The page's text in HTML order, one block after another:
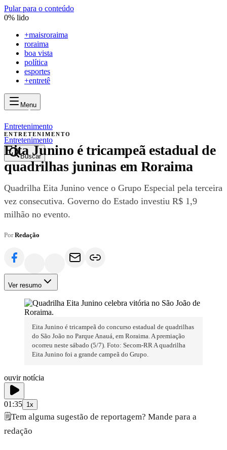
Pular para o conteúdo
0% lido
+maisroraima
roraima
boa vista
política
esportes
+entretê
Menu
maisroraima
maisroraima
Entretenimento
Buscar
Entretenimento
ENTRETENIMENTO
Eita Junino é tricampeã estadual de
quadrilhas juninas em Roraima
Quadrilha Eita Junino vence o Grupo Especial pela terceira
vez consecutiva. Governo do Estado investiu R$ 1,9
milhão no evento.
PorRedação
Ver resumo
Eita Junino é tricampeã do concurso estadual de quadrilhas
do São João no Parque Anauá, em Roraima. A premiação
ocorreu neste sábado (5/7). Foto: Secom-RR A quadrilha
Eita Junino foi a grande campeã do Grupo.
ouvir notícia
01:35 1x
🗒️Tem alguma sugestão de reportagem? Mande para a
redação